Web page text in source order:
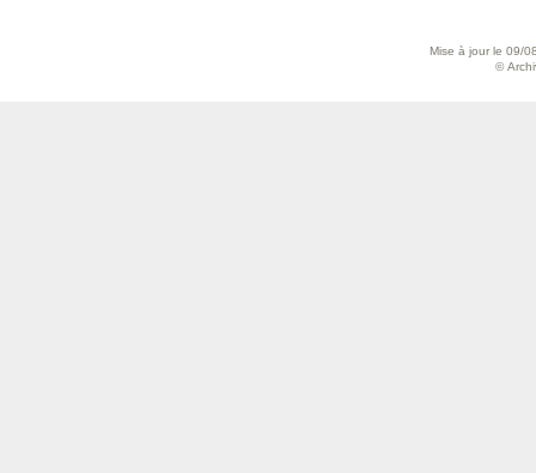
Mise à jour le 09/
©